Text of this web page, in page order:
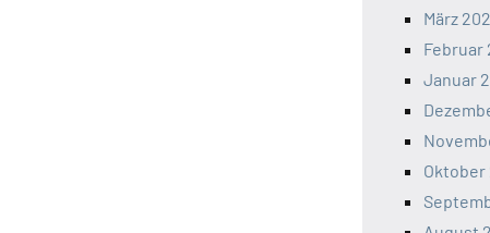
März
Februar
Januar
Oktober